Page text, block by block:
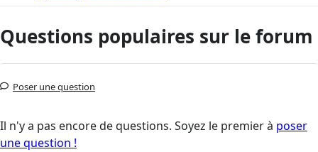
Questions populaires sur le forum
Poser une question
Il n'y a pas encore de questions. Soyez le premier à poser
une question !